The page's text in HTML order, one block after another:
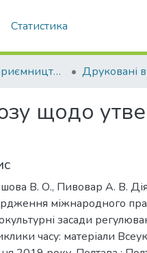
Статистика
Кафедра підприємництва і права
щодо
В. О., Пивовар А. В.
міжнародного
засади
часу: матеріали